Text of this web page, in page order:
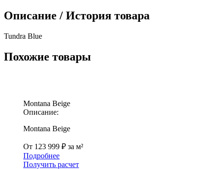
Описание / История товара
Tundra Blue
Похожие товары
Montana Beige
Описание:
Montana Beige
От 123 999 ₽ за м²
Подробнее
Получить расчет